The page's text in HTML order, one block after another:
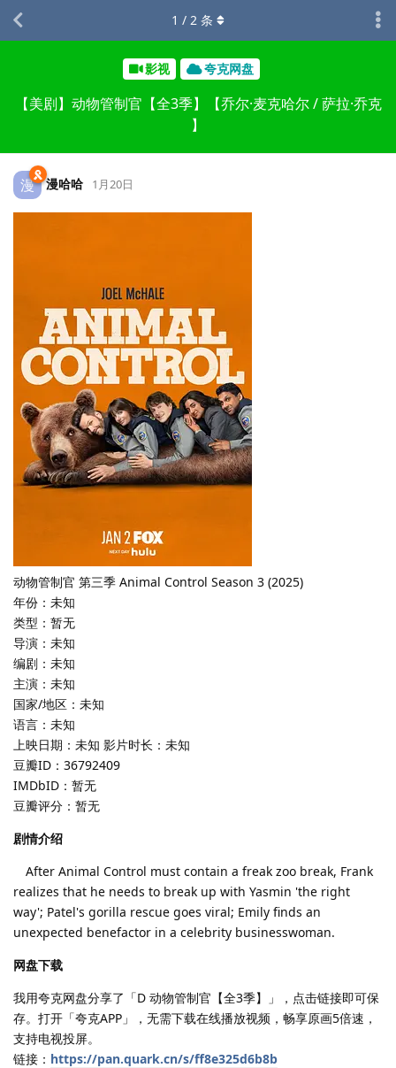
影视 夸克网盘
【美剧】动物管制官【全3季】【乔尔·麦克哈尔 / 萨拉·乔克
】
1 / 2 条
漫 漫哈哈 1月20日
动物管制官 第三季 Animal Control Season 3 (2025)
年份：未知
类型：暂无
导演：未知
编剧：未知
主演：未知
国家/地区：未知
语言：未知
上映日期：未知 影片时长：未知
豆瓣ID：36792409
IMDbID：暂无
豆瓣评分：暂无
剧情介绍
After Animal Control must contain a freak zoo break, Frank
realizes that he needs to break up with Yasmin 'the right
way'; Patel's gorilla rescue goes viral; Emily finds an
unexpected benefactor in a celebrity businesswoman.
网盘下载
我用夸克网盘分享了「D 动物管制官【全3季】」，点击链接即可保
存。打开「夸克APP」，无需下载在线播放视频，畅享原画5倍速，
支持电视投屏。
链接： https://pan.quark.cn/s/ff8e325d6b8b